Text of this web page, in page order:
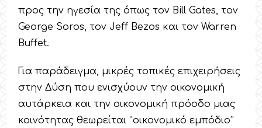
προς την ηγεσία της όπως τον Bill Gates, τον
George Soros, τον Jeff Bezos και τον Warren
Buffet.
Για παράδειγμα, μικρές τοπικές επιχειρήσεις
στην Δύση που ενισχύουν την οικονομική
αυτάρκεια και την οικονομική πρόοδο μιας
κοινότητας θεωρείται ‘’οικονομικό εμπόδιο’’